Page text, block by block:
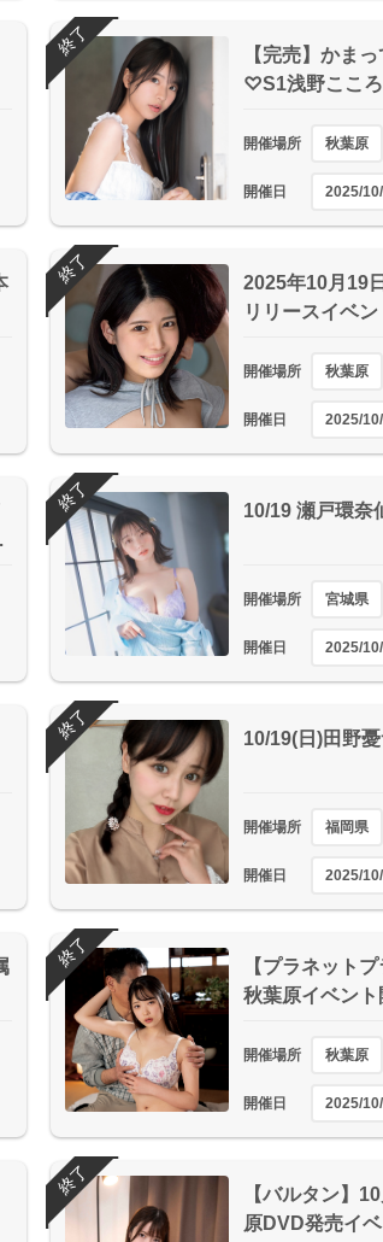
【完売】かま
♡S1浅野ここ
開催場所 秋葉原
開催日 2025/
終了
2025年10月19
リリースイベ
開催場所 秋葉原
開催日 2025/
終了
10/19 瀬戸環奈
開催場所 宮城県
開催日 2025/
終了
10/19(日)田野
開催場所 福岡県
開催日 2025/
終了
【プラネット
秋葉原イベン
開催場所 秋葉原
開催日 2025/
終了
【バルタン】
原DVD発売イ
終了